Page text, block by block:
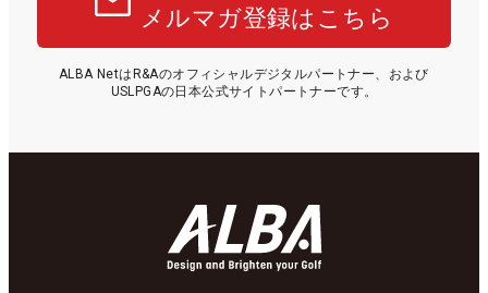
メルマガ登録はこちら
ALBA NetはR&Aのオフィシャルデジタルパートナー、および
USLPGAの日本公式サイトパートナーです。